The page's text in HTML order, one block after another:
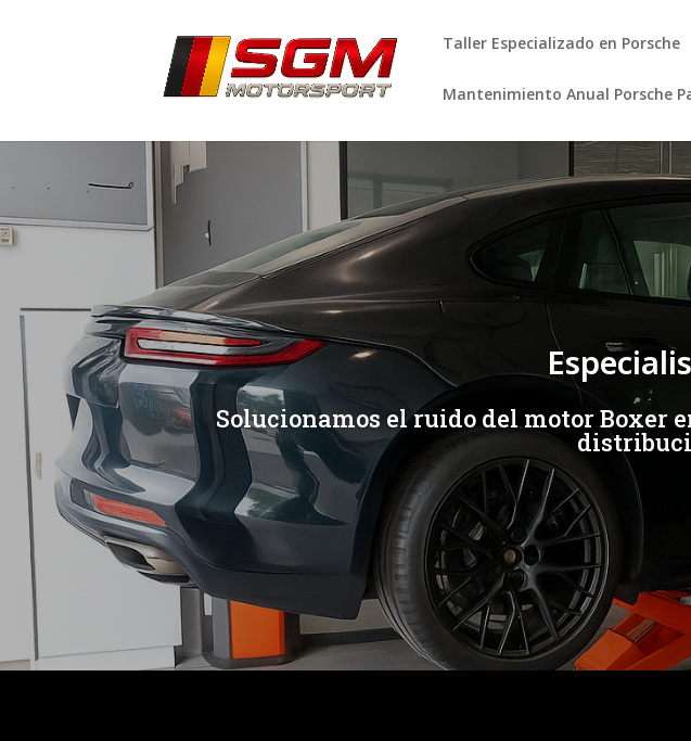
Taller Especializado en Porsche
Mantenimiento Anual Porsche
Solucionamos el ruido del motor Boxer
[/et_pb_slide]